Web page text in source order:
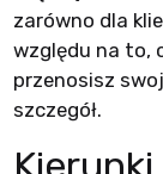
zarówno dla
względu na to,
przenosisz
szczegół.